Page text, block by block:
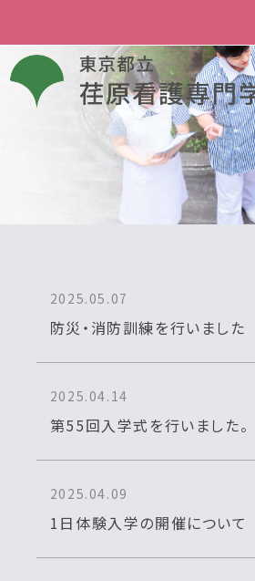
2025.05.07
防災・消防訓練を行いました
2025.04.14
第55回入学式を行いました。
2025.04.09
1日体験入学の開催について